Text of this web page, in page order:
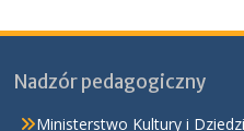
Nadzór pedagogiczny
Ministerstwo Kultury i